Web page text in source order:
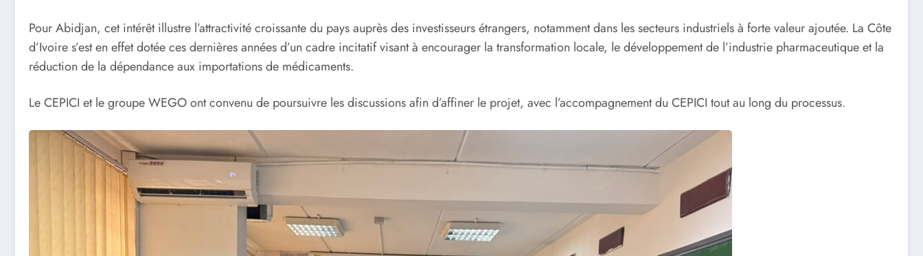
Pour Abidjan, cet intérêt illustre l’attractivité croissante du pays auprès des investisseurs étrangers, notamment dans les secteurs industriels à forte valeur ajoutée. La Côte
d’Ivoire s’est en effet dotée ces dernières années d’un cadre incitatif visant à encourager la transformation locale, le développement de l’industrie pharmaceutique et la
réduction de la dépendance aux importations de médicaments.
Le CEPICI et le groupe WEGO ont convenu de poursuivre les discussions afin d’affiner le projet, avec l’accompagnement du CEPICI tout au long du processus.